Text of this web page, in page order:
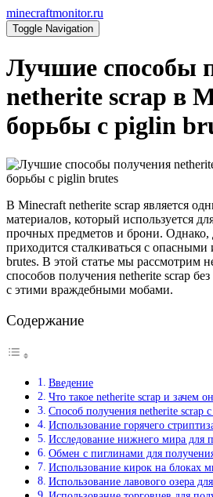
minecraftmonitor.ru
Toggle Navigation
Лучшие способы
netherite scrap в
борьбы с piglin
В Minecraft netherite scrap является
материалов, который используется
прочных предметов и брони. Однако,
приходится сталкиваться с
brutes. В этой статье мы рассмотрим
способов получения netherite scrap
с этими враждебными мобами.
Содержание
Введение
Что такое netherite scrap и зачем
Способ получения netherite scrap
Использование горячего
Исследование нижнего мира для
Обмен с пиглинами для
Использование кирок на блоках
Использование лавового озера